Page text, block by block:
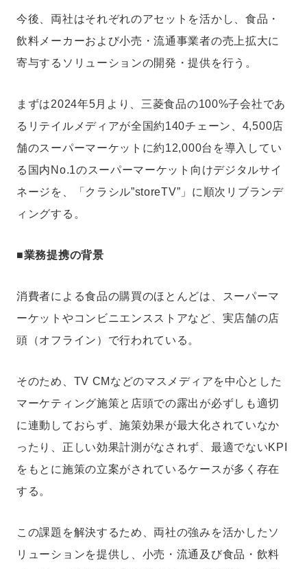
今後、両社はそれぞれのアセットを活かし、食品・
飲料メーカーおよび小売・流通事業者の売上拡大に
寄与するソリューションの開発・提供を行う。
まずは2024年5月より、三菱食品の100%子会社であ
るリテイルメディアが全国約140チェーン、4,500店
舗のスーパーマーケットに約12,000台を導入してい
る国内No.1のスーパーマーケット向けデジタルサイ
ネージを、「クラシル”storeTV”」に順次リブランデ
ィングする。
■業務提携の背景
消費者による食品の購買のほとんどは、スーパーマ
ーケットやコンビニエンスストアなど、実店舗の店
頭（オフライン）で行われている。
そのため、TV CMなどのマスメディアを中心とした
マーケティング施策と店頭での露出が必ずしも適切
に連動しておらず、施策効果が最大化されていなか
ったり、正しい効果計測がなされず、最適でないKPI
をもとに施策の立案がされているケースが多く存在
する。
この課題を解決するため、両社の強みを活かしたソ
リューションを提供し、小売・流通及び食品・飲料